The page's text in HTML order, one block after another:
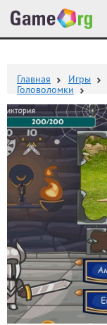
Главная Игры
Головоломки